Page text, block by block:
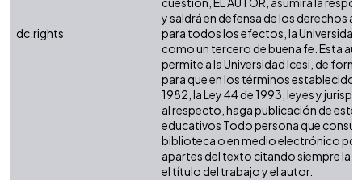
dc.rights
y saldrá en defensa de los derechos
para todos los efectos, la Universidad
como un tercero de buena fe. Esta
permite a la Universidad Icesi, de
para que en los términos establecidos
1982, la Ley 44 de 1993, leyes y
al respecto, haga publicación de este
educativos Todo persona que
biblioteca o en medio electrónico
apartes del texto citando siempre la
el título del trabajo y el autor.